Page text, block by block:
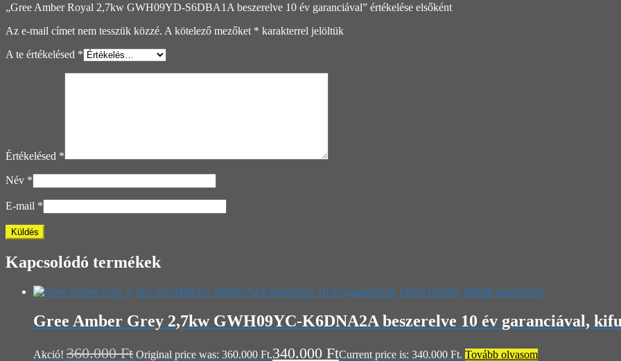
„Gree Amber Royal 2,7kw GWH09YD-S6DBA1A beszerelve 10 év garanciával” értékelése elsőként
Az e-mail címet nem tesszük közzé. A kötelező mezőket * karakterrel jelöltük
A te értékelésed *
Értékelésed *
Név *
E-mail *
Kapcsolódó termékek
Gree Amber Grey 2,7kw GWH09YC-K6DNA2A beszerelve 10 év garanciával,
Akció! 360.000Ft Original price was: 360.000 Ft.340.000 FtCurrent price is: 340.000 Ft. Tovább olvasom